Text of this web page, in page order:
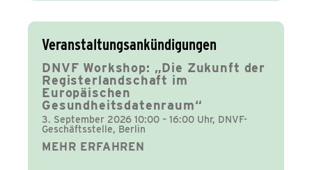
Veranstaltungsankündigungen
DNVF Workshop: „Die Zukunft der
Registerlandschaft im
Europäischen
Gesundheitsdatenraum“
3. September 2026 10:00 – 16:00 Uhr, DNVF-
Geschäftsstelle, Berlin
MEHR ERFAHREN